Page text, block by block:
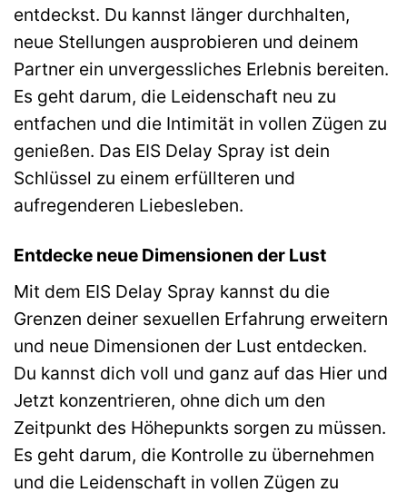
entdeckst. Du kannst länger durchhalten,
neue Stellungen ausprobieren und deinem
Partner ein unvergessliches Erlebnis bereiten.
Es geht darum, die Leidenschaft neu zu
entfachen und die Intimität in vollen Zügen zu
genießen. Das EIS Delay Spray ist dein
Schlüssel zu einem erfüllteren und
aufregenderen Liebesleben.
Entdecke neue Dimensionen der Lust
Mit dem EIS Delay Spray kannst du die
Grenzen deiner sexuellen Erfahrung erweitern
und neue Dimensionen der Lust entdecken.
Du kannst dich voll und ganz auf das Hier und
Jetzt konzentrieren, ohne dich um den
Zeitpunkt des Höhepunkts sorgen zu müssen.
Es geht darum, die Kontrolle zu übernehmen
und die Leidenschaft in vollen Zügen zu